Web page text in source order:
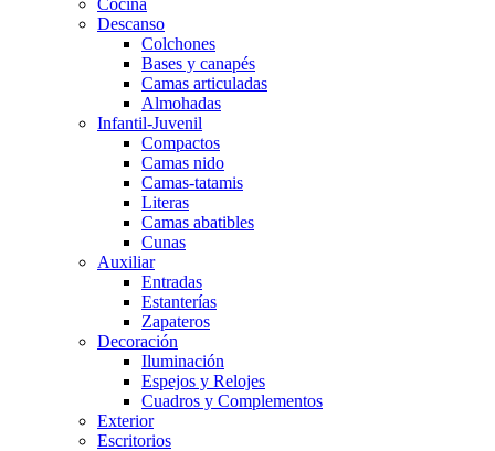
Descanso
Colchones
Bases y canapés
Camas articuladas
Almohadas
Infantil-Juvenil
Compactos
Camas nido
Camas-tatamis
Literas
Camas abatibles
Cunas
Auxiliar
Entradas
Estanterías
Zapateros
Decoración
Iluminación
Espejos y Relojes
Cuadros y Complementos
Exterior
Escritorios